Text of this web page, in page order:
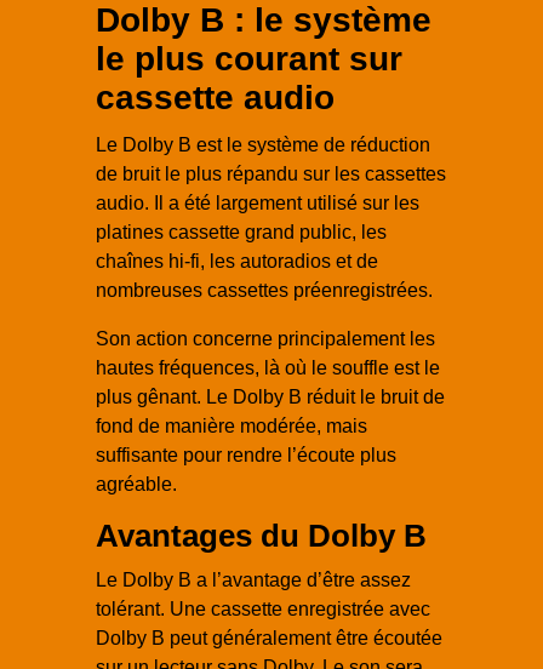
Dolby B : le système
le plus courant sur
cassette audio
Le Dolby B est le système de réduction
de bruit le plus répandu sur les cassettes
audio. Il a été largement utilisé sur les
platines cassette grand public, les
chaînes hi-fi, les autoradios et de
nombreuses cassettes préenregistrées.
Son action concerne principalement les
hautes fréquences, là où le souffle est le
plus gênant. Le Dolby B réduit le bruit de
fond de manière modérée, mais
suffisante pour rendre l’écoute plus
agréable.
Avantages du Dolby B
Le Dolby B a l’avantage d’être assez
tolérant. Une cassette enregistrée avec
Dolby B peut généralement être écoutée